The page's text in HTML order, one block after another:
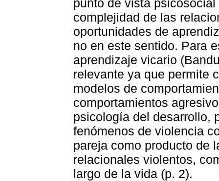
complejidad de las
oportunidades de
no en este sentido. Para
aprendizaje vicario
relevante ya que permite
modelos de
comportamientos
psicología del desarrollo,
fenómenos de violencia
pareja como producto de
relacionales violentos,
largo de la vida (p. 2).